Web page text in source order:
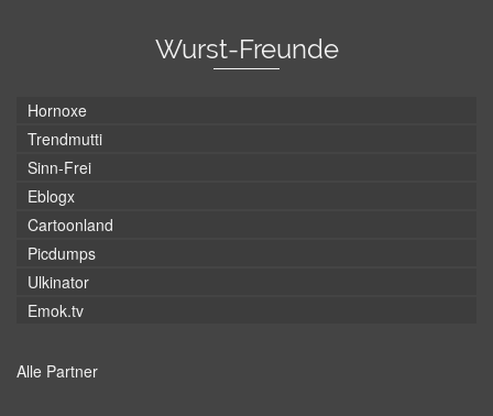
Wurst-Freunde
Hornoxe
Trendmutti
Sinn-Frei
Eblogx
Cartoonland
Picdumps
Ulkinator
Emok.tv
Alle Partner